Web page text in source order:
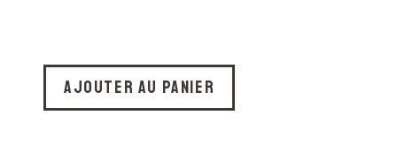
Ajouter au panier